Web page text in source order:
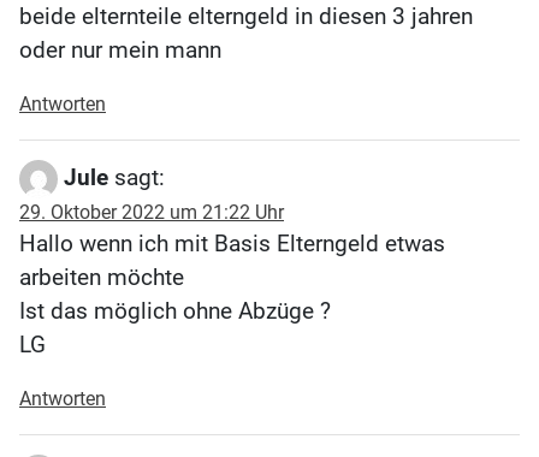
beide elternteile elterngeld in diesen 3 jahren
oder nur mein mann
Antworten
Jule sagt:
29. Oktober 2022 um 21:22 Uhr
Hallo wenn ich mit Basis Elterngeld etwas
arbeiten möchte
Ist das möglich ohne Abzüge ?
LG
Antworten